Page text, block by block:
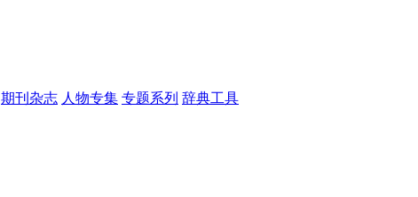
期刊杂志 人物专集 专题系列 辞典工具